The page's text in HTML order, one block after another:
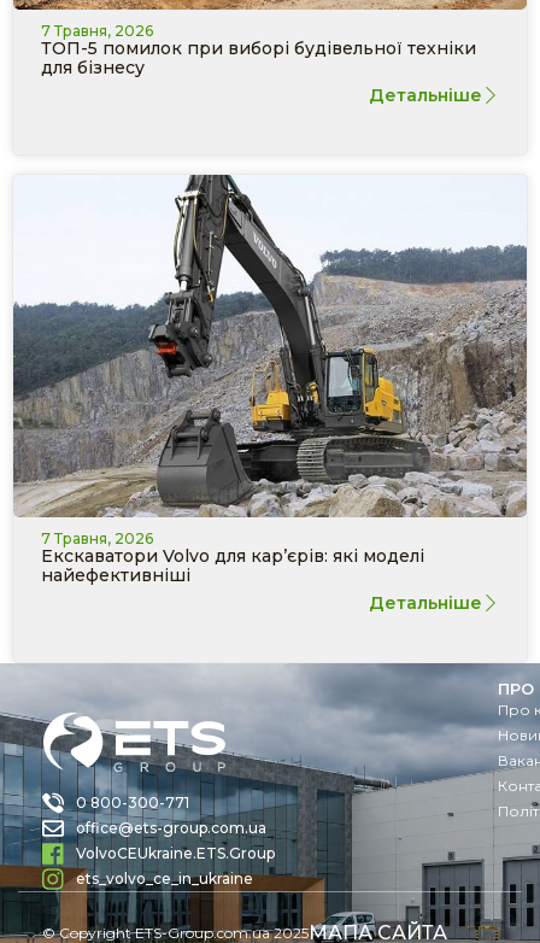
7 Травня, 2026
ТОП-5 помилок при виборі будівельної техніки
для бізнесу
Детальніше
7 Травня, 2026
Екскаватори Volvo для кар’єрів: які моделі
найефективніші
Детальніше
0 800-300-771
office@ets-group.com.ua
VolvoCEUkraine.ETS.Group
ets_volvo_ce_in_ukraine
ПРО
Про
© Copyright ETS-Group.com.ua 2025МАПА САЙТА